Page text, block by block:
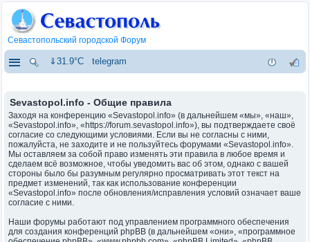
Севастопольский городской Форум
⇓31.9°C telegram
Sevastopol.info - Общие правила
Заходя на конференцию «Sevastopol.info» (в дальнейшем «мы», «наш»,
«Sevastopol.info», «https://forum.sevastopol.info»), вы подтверждаете своё
согласие со следующими условиями. Если вы не согласны с ними,
пожалуйста, не заходите и не пользуйтесь форумами «Sevastopol.info».
Мы оставляем за собой право изменять эти правила в любое время и
сделаем всё возможное, чтобы уведомить вас об этом, однако с вашей
стороны было бы разумным регулярно просматривать этот текст на
предмет изменений, так как использование конференции
«Sevastopol.info» после обновления/исправления условий означает ваше
согласие с ними.
Наши форумы работают под управлением программного обеспечения
для создания конференций phpBB (в дальнейшем «они», «программное